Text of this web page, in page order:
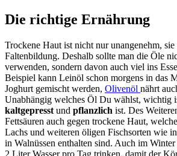
Die richtige Ernährung
Trockene Haut ist nicht nur unangenehm,
Faltenbildung. Deshalb sollte man die Öle
verwenden, sondern davon auch viel ins
Beispiel kann Leinöl schon morgens in das
Joghurt gemischt werden, Olivenöl nährt
Unabhängig welches Öl Du wählst, wichtig
kaltgepresst und pflanzlich ist. Des
Fettsäuren auch gegen trockene Haut,
Lachs und weiteren öligen Fischsorten wie
in Walnüssen enthalten sind. Auch im
2 Liter Wasser pro Tag trinken, damit der